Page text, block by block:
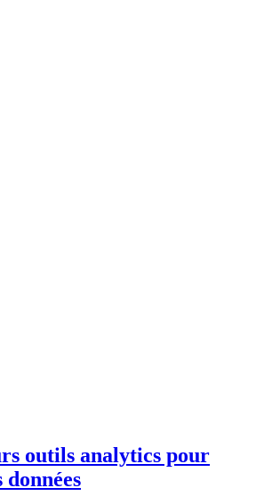
outils analytics pour